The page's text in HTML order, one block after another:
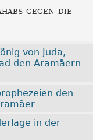
gegen die
von Juda,
den Aramäern
den
in der